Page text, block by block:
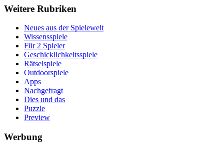
Weitere Rubriken
Neues aus der Spielewelt
Wissensspiele
Für 2 Spieler
Geschicklichkeitsspiele
Rätselspiele
Outdoorspiele
Apps
Nachgefragt
Dies und das
Puzzle
Preview
Werbung